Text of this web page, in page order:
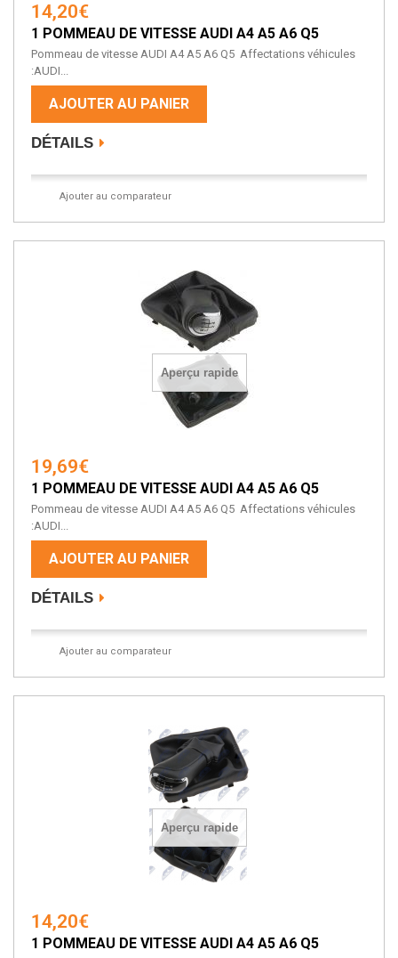
14,20€
1 POMMEAU DE VITESSE AUDI A4 A5 A6 Q5
Pommeau de vitesse AUDI A4 A5 A6 Q5 Affectations véhicules
:AUDI...
AJOUTER AU PANIER
DÉTAILS
Ajouter au comparateur
Aperçu rapide
19,69€
1 POMMEAU DE VITESSE AUDI A4 A5 A6 Q5
Pommeau de vitesse AUDI A4 A5 A6 Q5 Affectations véhicules
:AUDI...
AJOUTER AU PANIER
DÉTAILS
Ajouter au comparateur
Aperçu rapide
14,20€
1 POMMEAU DE VITESSE AUDI A4 A5 A6 Q5